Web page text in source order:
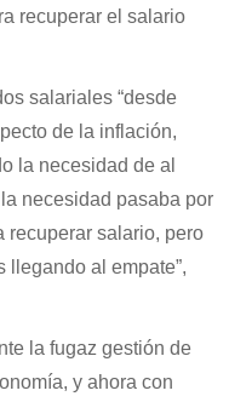
recuperar el salario
salariales “desde
de la inflación,
la necesidad de al
necesidad pasaba por
recuperar salario, pero
llegando al empate”,
la fugaz gestión de
y ahora con